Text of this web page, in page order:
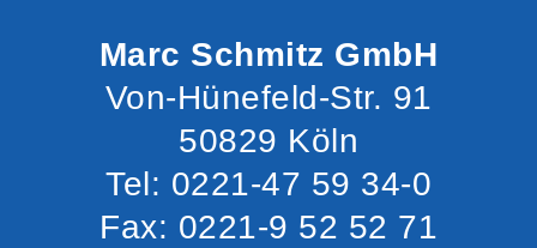
Marc Schmitz GmbH
Von-Hünefeld-Str. 91
50829 Köln
Tel: 0221-47 59 34-0
Fax: 0221-9 52 52 71